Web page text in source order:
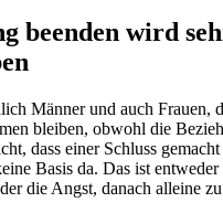
beenden wird
Männer und auch Frauen,
bleiben, obwohl die
dass einer Schluss
Basis da. Das ist
die Angst, danach alleine